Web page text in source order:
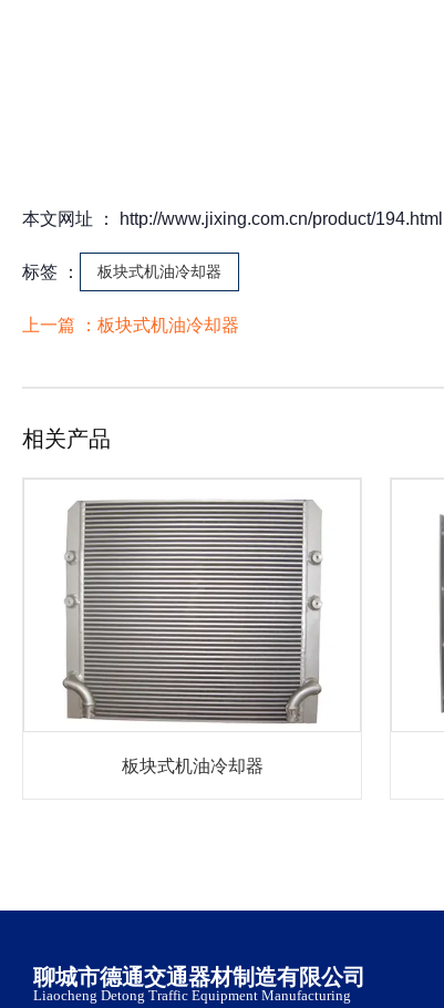
本文网址 ： http://www.jixing.com.cn/product/194.html
标签 ： 板块式机油冷却器
上一篇 ： 板块式机油冷却器
相关产品
板块式机油冷却器
聊城市德通交通器材制造有限公司
Liaocheng Detong Traffic Equipment Manufacturing